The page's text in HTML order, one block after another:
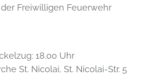
Freiwilligen Feuerwehr
18.00 Uhr
St. Nicolai, St. Nicolai-Str. 5